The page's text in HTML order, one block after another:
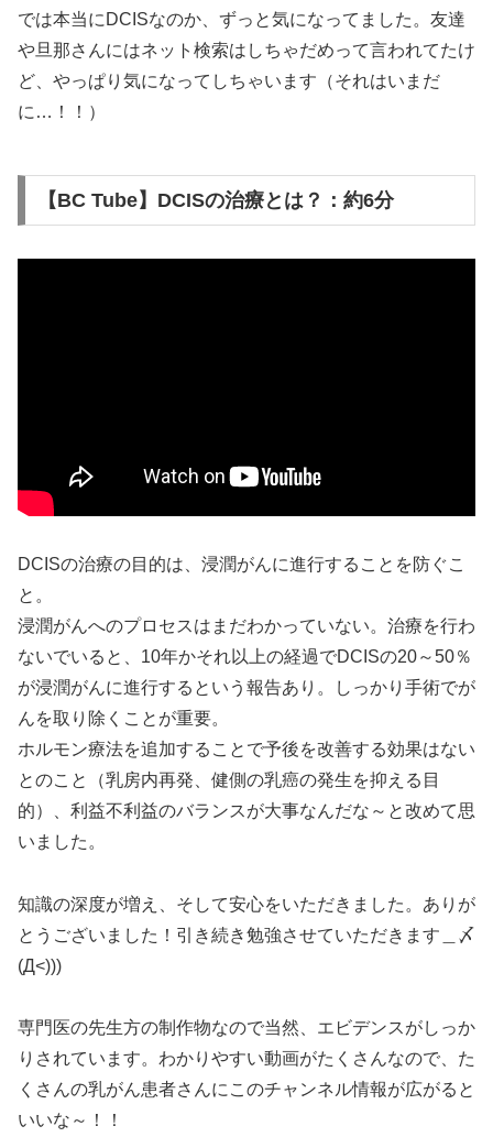
では本当にDCISなのか、ずっと気になってました。友達
や旦那さんにはネット検索はしちゃだめって言われてたけ
ど、やっぱり気になってしちゃいます（それはいまだ
に…！！）
【BC Tube】DCISの治療とは？：約6分
DCISの治療の目的は、浸潤がんに進行することを防ぐこ
と。
浸潤がんへのプロセスはまだわかっていない。治療を行わ
ないでいると、10年かそれ以上の経過でDCISの20～50％
が浸潤がんに進行するという報告あり。しっかり手術でが
んを取り除くことが重要。
ホルモン療法を追加することで予後を改善する効果はない
とのこと（乳房内再発、健側の乳癌の発生を抑える目
的）、利益不利益のバランスが大事なんだな～と改めて思
いました。
知識の深度が増え、そして安心をいただきました。ありが
とうございました！引き続き勉強させていただきます＿〆
(Д<)))
専門医の先生方の制作物なので当然、エビデンスがしっか
りされています。わかりやすい動画がたくさんなので、た
くさんの乳がん患者さんにこのチャンネル情報が広がると
いいな～！！